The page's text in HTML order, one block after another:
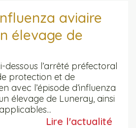
aviaire
élevage de
dessous l’arrêté préfectoral
protection et de
avec l’épisode d’influenza
élevage de Luneray, ainsi
Lire l'actualité